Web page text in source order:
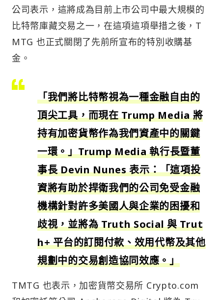
公司表示，這將成為目前上市公司中最大規模的
比特幣庫藏交易之一，在這項這項舉措之後，T
MTG 也正式關閉了先前所宣布的特別收購基
金。
「我們將比特幣視為一種金融自由的
頂尖工具，而現在 Trump Media 將
持有加密貨幣作為我們資產中的關鍵
一環。」Trump Media 執行長暨董
事長 Devin Nunes 表示：「這項投
資將有助於捍衛我們的公司免受金融
機構針對許多美國人與企業的困擾和
歧視，並將為 Truth Social 與 Trut
h+ 平台的訂閱付款、效用代幣及其他
規劃中的交易創造協同效應。」
TMTG 也表示，加密貨幣交易所 Crypto.com